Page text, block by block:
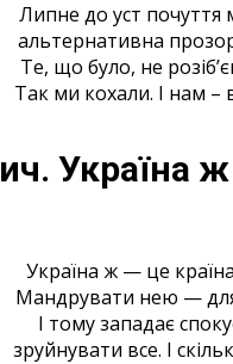
Липне до уст
альтернативна
Те, що було, не
Так ми кохали. І нам –
Україна
Україна ж — це
Мандрувати нею — для
І тому западає
зруйнувати все. І